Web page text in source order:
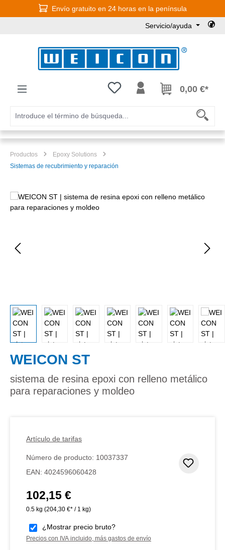
Saltar al contenido principalEnvío gratuito en 24 horas en la península
Servicio/ayuda
Tienes 0 artículos en tu lista de
0,00 €*
Productos
Epoxy Solutions
Sistemas de recubrimiento y reparación
Omitir galería de imágenes
WEICON ST
sistema de resina epoxi con relleno metálico
para reparaciones y moldeo
Artículo de tarifas
Número de producto: 10037337
EAN: 4024596060428
Precio normal:
102,15 €
0.5 kg (204,30 €* / 1 kg)
¿Mostrar precio bruto?
Precios con IVA incluido, más gastos de envío